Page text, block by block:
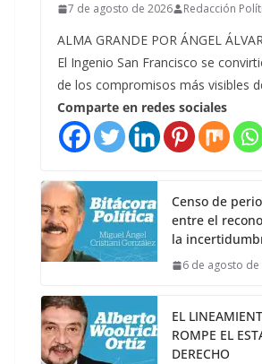
7 de agosto de 2026 Redacción
ALMA GRANDE POR ÁNGEL
El Ingenio San Francisco se
de los compromisos más visibles
Comparte en redes sociales
Censo de
entre el
la
6 de agosto de
EL
ROMPE EL
DERECHO